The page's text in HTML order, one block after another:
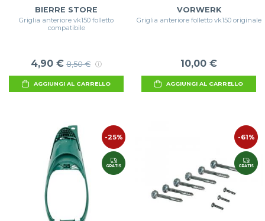
BIERRE STORE
Griglia anteriore vk150 folletto
compatibile
4,90 € 8,50 €
AGGIUNGI AL CARRELLO
VORWERK
Griglia anteriore folletto vk150 originale
10,00 €
AGGIUNGI AL CARRELLO
-25%
GRATIS
-61%
GRATIS